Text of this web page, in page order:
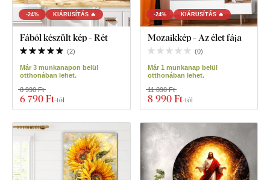
-24% KIÁRUSÍTÁS 🔥
Fából készült kép - Rét
(2)
Már 3 munkanapon belül
otthonában lehet.
6 790 Ft-tól
8 990 Ft
-24% KIÁRUSÍTÁS 🔥
Mozaikkép - Az élet fája
(0)
Már 1 munkanap belül
otthonában lehet.
8 990 Ft-tól
11 890 Ft